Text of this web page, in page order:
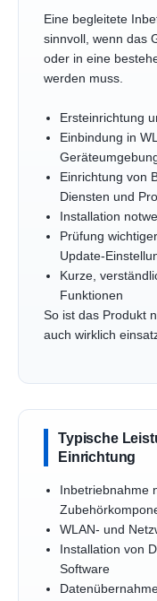
Eine begleitete
sinnvoll, wenn das
oder in eine
werden muss.
Ersteinrichtung
Einbindung in
Einrichtung von
Diensten und
Installation
Prüfung
Update-
Kurze,
Funktionen
So ist das Produkt
auch wirklich
Typische
Einrichtung
Inbetriebnahme
WLAN- und
Installation von
Software